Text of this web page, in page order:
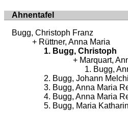
Ahnentafel
Bugg, Christoph Franz
Rüttner, Anna Maria
Bugg, Christoph
Marquart,
Bugg,
Bugg, Johann
Bugg, Anna Maria
Bugg, Anna Maria
Bugg, Maria